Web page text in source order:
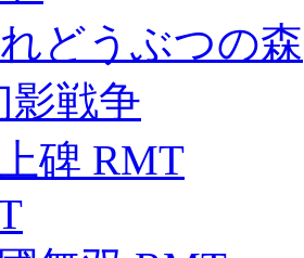
どうぶつの森
影戦争
碑 RMT